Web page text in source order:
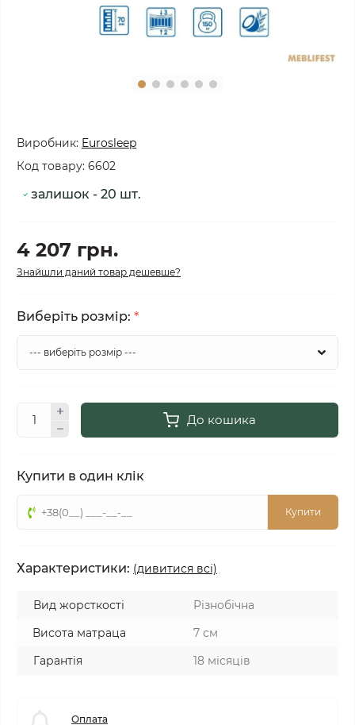
Виробник: Eurosleep
Код товару: 6602
залишок - 20 шт.
4 207 грн.
Знайшли даний товар дешевше?
Виберіть розмір: *
До кошика
Купити в один клік
Купити
Характеристики: (дивитися всі)
Вид жорсткості
Різнобічна
Висота матраца
7 см
Гарантія
18 місяців
Оплата